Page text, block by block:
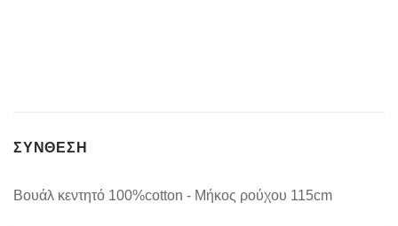
ΣΥΝΘΕΣΗ
Boυάλ κεντητό 100%cotton - Μήκος ρούχου 115cm